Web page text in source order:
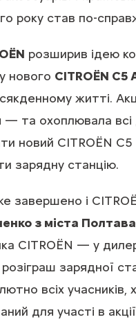
року став по-
розширив ідею
нового CITROËN C5
житті.
— та охоплювала
новий CITROЁN
зарядну станцію.
завершено і
з міста
CITROЁN — у
розіграш зарядної
всіх
для участі в